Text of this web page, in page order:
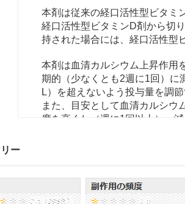
本剤は従来の経口活性型ビタミ
経口活性型ビタミンD剤から切
持された場合には、経口活性型
本剤は血清カルシウム上昇作用
期的（少なくとも2週に1回）に
L）を超えないよう投与量を調節
また、目安として血清カルシウ
度を高くし（週に1回以上）、
補正カルシウム値（mg/dL）
ー